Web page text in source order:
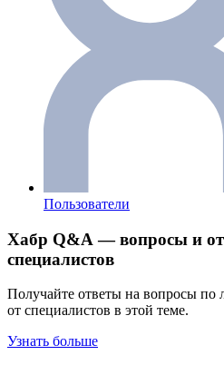
Пользователи
Хабр Q&A — вопросы и
специалистов
Получайте ответы на вопросы по
от специалистов в этой теме.
Узнать больше